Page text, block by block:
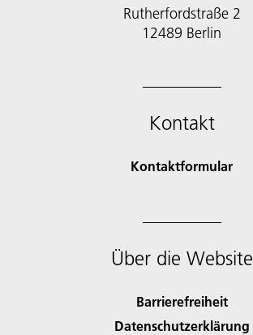
Rutherfordstraße 2
12489 Berlin
Kontakt
Kontaktformular
Über die Website
Barrierefreiheit
Datenschutzerklärung